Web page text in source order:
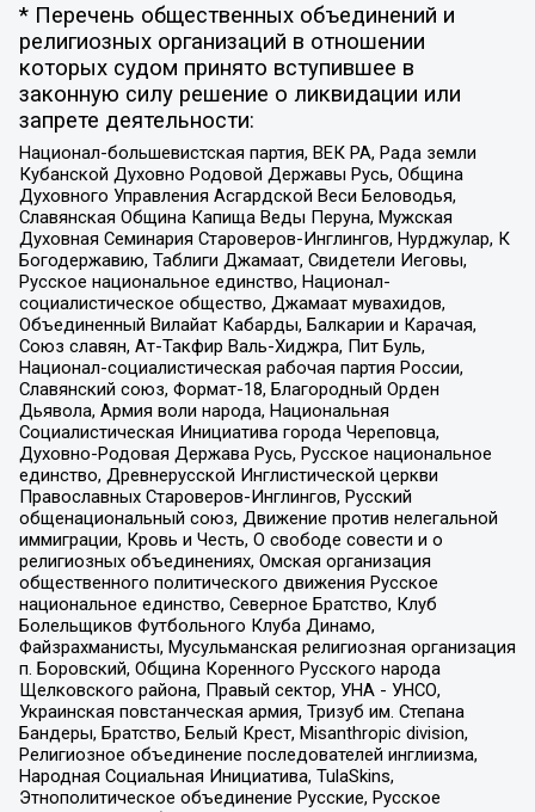
* Перечень общественных объединений и
религиозных организаций в отношении
которых судом принято вступившее в
законную силу решение о ликвидации или
запрете деятельности:
Национал-большевистская партия, ВЕК РА, Рада земли
Кубанской Духовно Родовой Державы Русь, Община
Духовного Управления Асгардской Веси Беловодья,
Славянская Община Капища Веды Перуна, Мужская
Духовная Семинария Староверов-Инглингов, Нурджулар, К
Богодержавию, Таблиги Джамаат, Свидетели Иеговы,
Русское национальное единство, Национал-
социалистическое общество, Джамаат мувахидов,
Объединенный Вилайат Кабарды, Балкарии и Карачая,
Союз славян, Ат-Такфир Валь-Хиджра, Пит Буль,
Национал-социалистическая рабочая партия России,
Славянский союз, Формат-18, Благородный Орден
Дьявола, Армия воли народа, Национальная
Социалистическая Инициатива города Череповца,
Духовно-Родовая Держава Русь, Русское национальное
единство, Древнерусской Инглистической церкви
Православных Староверов-Инглингов, Русский
общенациональный союз, Движение против нелегальной
иммиграции, Кровь и Честь, О свободе совести и о
религиозных объединениях, Омская организация
общественного политического движения Русское
национальное единство, Северное Братство, Клуб
Болельщиков Футбольного Клуба Динамо,
Файзрахманисты, Мусульманская религиозная организация
п. Боровский, Община Коренного Русского народа
Щелковского района, Правый сектор, УНА - УНСО,
Украинская повстанческая армия, Тризуб им. Степана
Бандеры, Братство, Белый Крест, Misanthropic division,
Религиозное объединение последователей инглиизма,
Народная Социальная Инициатива, TulaSkins,
Этнополитическое объединение Русские, Русское